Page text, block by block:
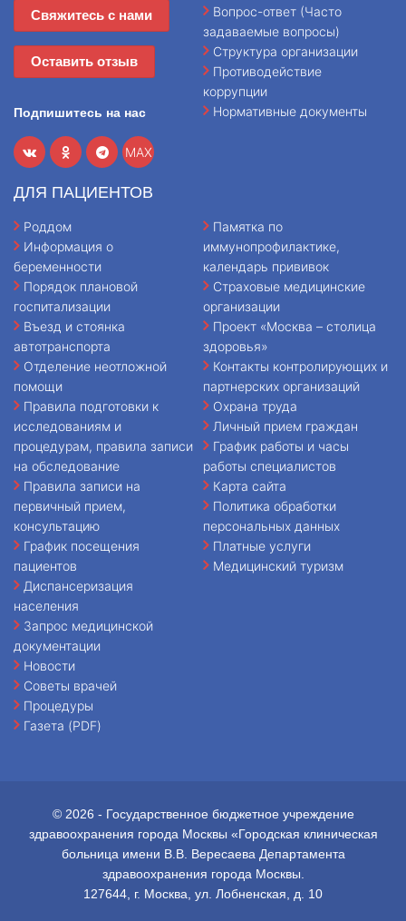
Свяжитесь с нами
Оставить отзыв
Подпишитесь на нас
MAX
Вопрос-ответ (Часто
задаваемые вопросы)
Структура организации
Противодействие
коррупции
Нормативные документы
ДЛЯ ПАЦИЕНТОВ
Роддом
Информация о
беременности
Порядок плановой
госпитализации
Въезд и стоянка
автотранспорта
Отделение неотложной
помощи
Правила подготовки к
исследованиям и
процедурам, правила записи
на обследование
Правила записи на
первичный прием,
консультацию
График посещения
пациентов
Диспансеризация
населения
Запрос медицинской
документации
Новости
Советы врачей
Процедуры
Газета (PDF)
Памятка по
иммунопрофилактике,
календарь прививок
Страховые медицинские
организации
Проект «Москва – столица
здоровья»
Контакты контролирующих и
партнерских организаций
Охрана труда
Личный прием граждан
График работы и часы
работы специалистов
Карта сайта
Политика обработки
персональных данных
Платные услуги
Медицинский туризм
© 2026 - Государственное бюджетное учреждение
здравоохранения города Москвы «Городская клиническая
больница имени В.В. Вересаева Департамента
здравоохранения города Москвы.
127644, г. Москва, ул. Лобненская, д. 10